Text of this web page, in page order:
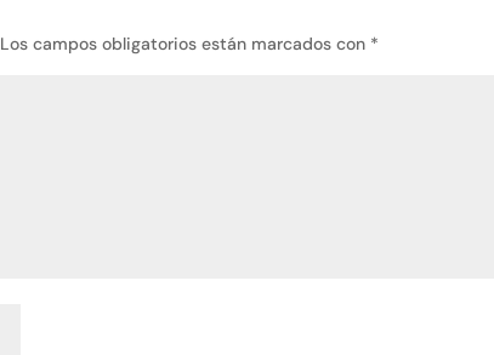
Los campos obligatorios están marcados con *